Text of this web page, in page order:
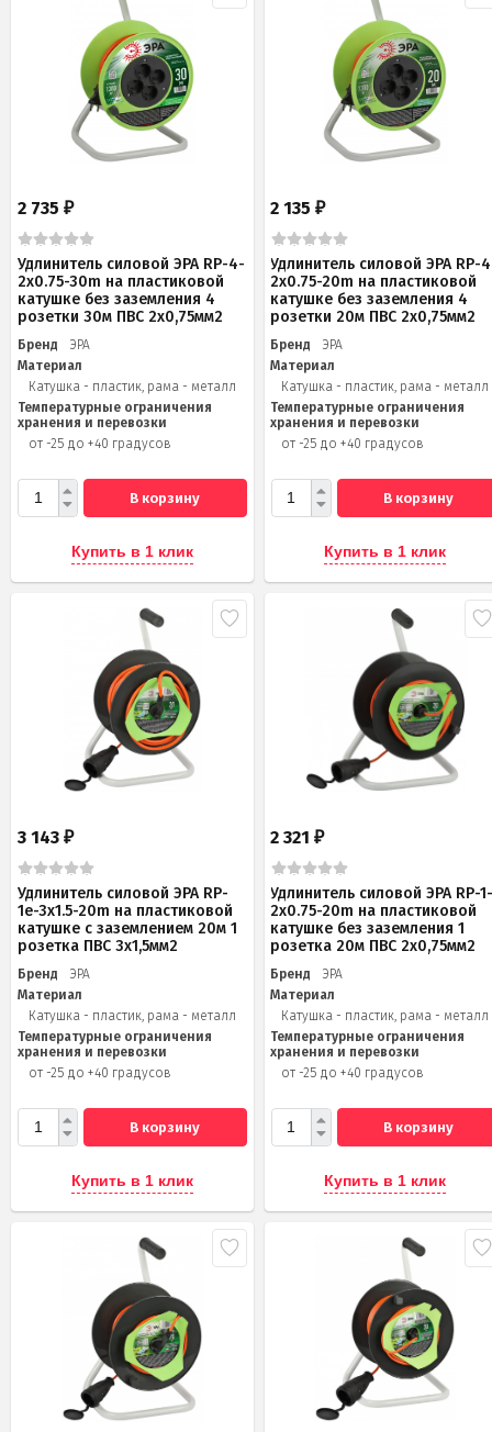
2 735 ₽
Удлинитель силовой ЭРА RP-4-
2x0.75-30m на пластиковой
катушке без заземления 4
розетки 30м ПВС 2х0,75мм2
Бренд
ЭРА
Материал
Катушка - пластик, рама - металл
Температурные ограничения
хранения и перевозки
от -25 до +40 градусов
В корзину
Купить в 1 клик
2 135₽
Удлинитель силовой ЭРА RP-
2x0.75-20m на пластиковой
катушке без заземления 4
розетки 20м ПВС 2х0,75мм2
Бренд
ЭРА
Материал
Катушка - пластик, рама - металл
Температурные ограничения
хранения и перевозки
от -25 до +40 градусов
В корзину
Купить в 1 клик
3 143 ₽
Удлинитель силовой ЭРА RP-
1e-3x1.5-20m на пластиковой
катушке c заземлением 20м 1
розетка ПВС 3х1,5мм2
Бренд
ЭРА
Материал
Катушка - пластик, рама - металл
Температурные ограничения
хранения и перевозки
от -25 до +40 градусов
В корзину
Купить в 1 клик
2 321₽
Удлинитель силовой ЭРА RP-
2x0.75-20m на пластиковой
катушке без заземления 1
розетка 20м ПВС 2х0,75мм2
Бренд
ЭРА
Материал
Катушка - пластик, рама - металл
Температурные ограничения
хранения и перевозки
от -25 до +40 градусов
В корзину
Купить в 1 клик